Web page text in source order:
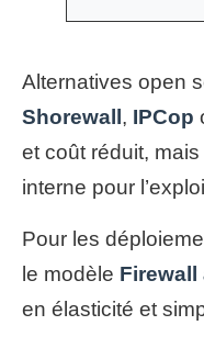
Alternatives open
Shorewall , IPCop
et coût réduit,
interne pour
Pour les
le modèle Firewall
en élasticité et